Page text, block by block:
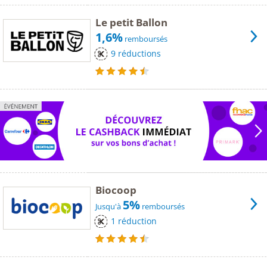
Le petit Ballon
1,6% remboursés
9 réductions
Biocoop
Jusqu'à 5% remboursés
1 réduction